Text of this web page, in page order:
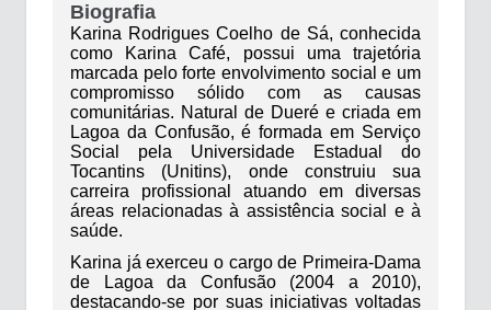
Biografia
Karina Rodrigues Coelho de Sá, conhecida
como Karina Café, possui uma trajetória
marcada pelo forte envolvimento social e um
compromisso sólido com as causas
comunitárias. Natural de Dueré e criada em
Lagoa da Confusão, é formada em Serviço
Social pela Universidade Estadual do
Tocantins (Unitins), onde construiu sua
carreira profissional atuando em diversas
áreas relacionadas à assistência social e à
saúde.
Karina já exerceu o cargo de Primeira-Dama
de Lagoa da Confusão (2004 a 2010),
destacando-se por suas iniciativas voltadas